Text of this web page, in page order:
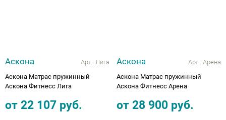
Аскона Арт.: Лига
Аскона Матрас пружинный
Аскона Фитнесс Лига
от 22 107 руб.
Аскона Арт.: Арена
Аскона Матрас пружинный
Аскона Фитнесс Арена
от 28 900 руб.